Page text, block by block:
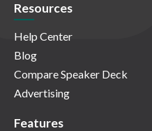
Resources
Help Center
Blog
Compare Speaker Deck
Advertising
Features